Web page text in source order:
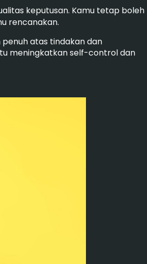
keputusan. Kamu tetap boleh
rencanakan.
penuh atas tindakan dan
meningkatkan self-control dan